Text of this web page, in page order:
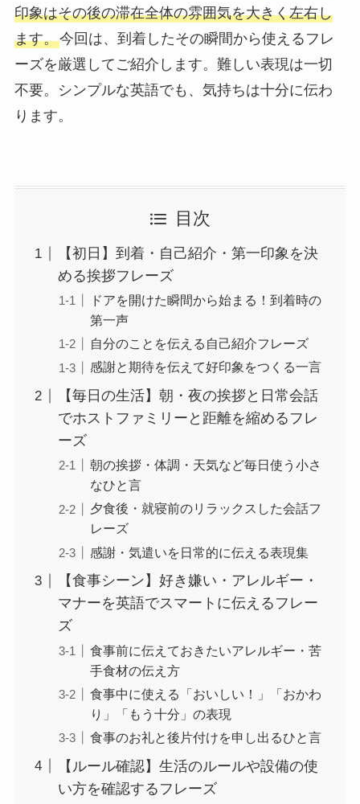
印象はその後の滞在全体の雰囲気を大きく左右し
ます。今回は、到着したその瞬間から使えるフレ
ーズを厳選してご紹介します。難しい表現は一切
不要。シンプルな英語でも、気持ちは十分に伝わ
ります。
目次
【初日】到着・自己紹介・第一印象を決
める挨拶フレーズ
ドアを開けた瞬間から始まる！到着時の
第一声
自分のことを伝える自己紹介フレーズ
感謝と期待を伝えて好印象をつくる一言
【毎日の生活】朝・夜の挨拶と日常会話
でホストファミリーと距離を縮めるフレ
ーズ
朝の挨拶・体調・天気など毎日使う小さ
なひと言
夕食後・就寝前のリラックスした会話フ
レーズ
感謝・気遣いを日常的に伝える表現集
【食事シーン】好き嫌い・アレルギー・
マナーを英語でスマートに伝えるフレー
ズ
食事前に伝えておきたいアレルギー・苦
手食材の伝え方
食事中に使える「おいしい！」「おかわ
り」「もう十分」の表現
食事のお礼と後片付けを申し出るひと言
【ルール確認】生活のルールや設備の使
い方を確認するフレーズ